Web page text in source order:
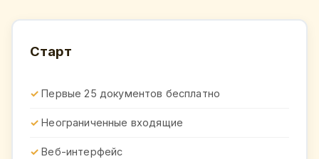
Старт
Первые 25 документов бесплатно
Неограниченные входящие
Веб-интерфейс